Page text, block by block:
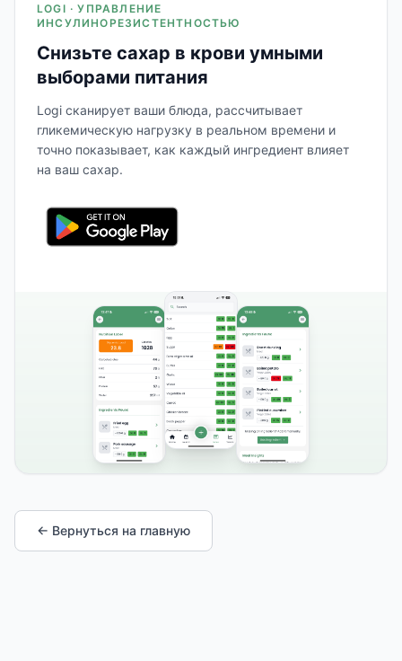
LOGI · УПРАВЛЕНИЕ
ИНСУЛИНОРЕЗИСТЕНТНОСТЬЮ
Снизьте сахар в крови умными
выборами питания
Logi сканирует ваши блюда, рассчитывает
гликемическую нагрузку в реальном времени и
точно показывает, как каждый ингредиент влияет
на ваш сахар.
← Вернуться на главную